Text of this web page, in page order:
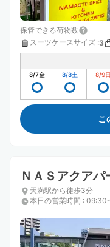
保管できる荷物数
スーツケースサイズ :3
8/7金 8/8土 8/9日
こ
ＮＡＳアクア
天満駅から徒歩3分
本日の営業時間 : 09:30